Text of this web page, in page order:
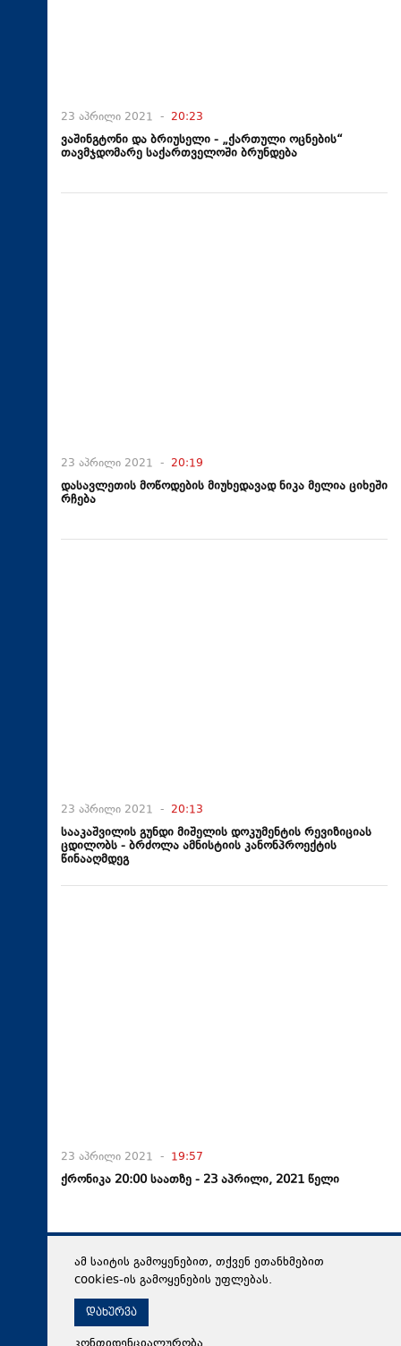
23 აპრილი 2021 - 20:23
ვაშინგტონი და ბრიუსელი - „ქართული ოცნების“
თავმჯდომარე საქართველოში ბრუნდება
23 აპრილი 2021 - 20:19
დასავლეთის მოწოდების მიუხედავად ნიკა მელია ციხეში
რჩება
23 აპრილი 2021 - 20:13
სააკაშვილის გუნდი მიშელის დოკუმენტის რევიზიციას
ცდილობს - ბრძოლა ამნისტიის კანონპროექტის
წინააღმდეგ
23 აპრილი 2021 - 19:57
ქრონიკა 20:00 საათზე - 23 აპრილი, 2021 წელი
ამ საიტის გამოყენებით, თქვენ ეთანხმებით
cookies-ის გამოყენების უფლებას.
დახურვა